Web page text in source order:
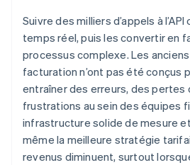
Suivre des milliers d’appels à l’API
temps réel, puis les convertir en
processus complexe. Les
facturation n’ont pas été conçus
entraîner des erreurs, des pertes
frustrations au sein des équipes
infrastructure solide de mesure
même la meilleure stratégie
revenus diminuent, surtout